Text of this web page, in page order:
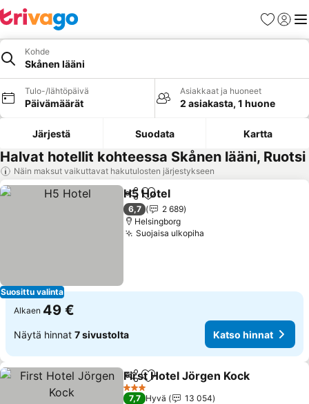
Suosikit
Kohde
Skånen lääni
Tulo-/lähtöpäivä
Päivämäärät
Asiakkaat ja huoneet
2 asiakasta, 1 huone
Järjestä Suodata Kartta
Halvat hotellit kohteessa Skånen lääni, Ruotsi
Näin maksut vaikuttavat hakutulosten järjestykseen
Suosittu valinta
Jaa Lisää suosikkeihin
H5 Hotel
6,7
2 689
Helsingborg
Suojaisa ulkopiha
Alkaen 49 €
Näytä hinnat 7 sivustolta Katso hinnat
Jaa Lisää suosikkeihin
First Hotel Jörgen Kock
3 Tähtiluokitus
7,7 Hyvä
13 054